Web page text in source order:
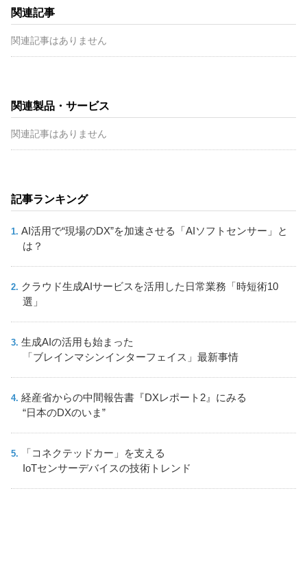
関連記事
関連記事はありません
関連製品・サービス
関連記事はありません
記事ランキング
AI活用で“現場のDX”を加速させる「AIソフトセンサー」と
は？
クラウド生成AIサービスを活用した日常業務「時短術10
選」
生成AIの活用も始まった
「ブレインマシンインターフェイス」最新事情
経産省からの中間報告書『DXレポート2』にみる
“日本のDXのいま”
「コネクテッドカー」を支える
IoTセンサーデバイスの技術トレンド